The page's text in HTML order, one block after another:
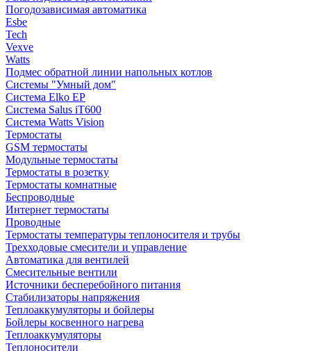
Погодозависимая автоматика
Esbe
Tech
Vexve
Watts
Подмес обратной линии напольных котлов
Системы "Умный дом"
Система Elko EP
Система Salus iT600
Система Watts Vision
Термостаты
GSM термостаты
Модульные термостаты
Термостаты в розетку
Термостаты комнатные
Беспроводные
Интернет термостаты
Проводные
Термостаты температуры теплоносителя и трубы
Трехходовые смесители и управление
Автоматика для вентилей
Смесительные вентили
Источники бесперебойного питания
Стабилизаторы напряжения
Теплоаккумуляторы и бойлеры
Бойлеры косвенного нагрева
Теплоаккумуляторы
Теплоносители